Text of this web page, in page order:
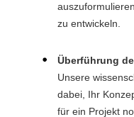
zu entwickeln.
Überführung
Unsere
dabei, Ihr
für ein Projekt